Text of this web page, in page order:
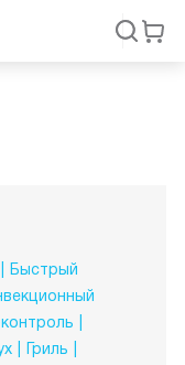
Быстрый
контроль
Гриль